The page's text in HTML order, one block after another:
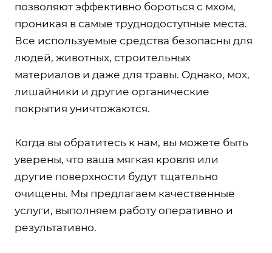
позволяют эффективно бороться с мхом,
проникая в самые труднодоступные места.
Все используемые средства безопасны для
людей, животных, строительных
материалов и даже для травы. Однако, мох,
лишайники и другие органические
покрытия уничтожаются.
Когда вы обратитесь к нам, вы можете быть
уверены, что ваша мягкая кровля или
другие поверхности будут тщательно
очищены. Мы предлагаем качественные
услуги, выполняем работу оперативно и
результативно.